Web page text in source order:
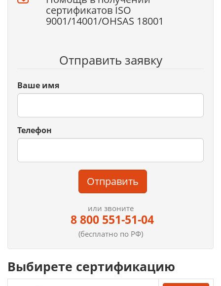
сертификатов ISO
9001/14001/OHSAS 18001
Отправить заявку
Ваше имя
Телефон
Отправить
или звоните
8 800 551-51-04
(бесплатно по РФ)
Выбирете сертификацию